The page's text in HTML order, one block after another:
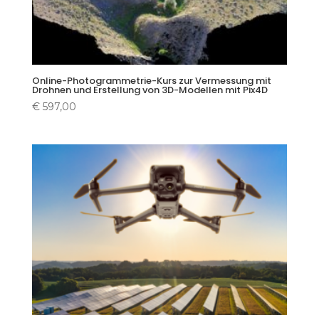
Online-Photogrammetrie-Kurs zur Vermessung mit
Drohnen und Erstellung von 3D-Modellen mit Pix4D
€597,00